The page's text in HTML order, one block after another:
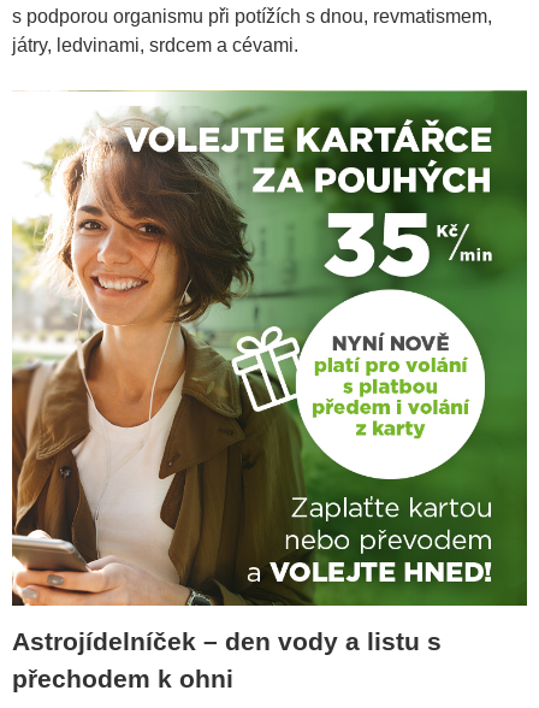
s podporou organismu při potížích s dnou, revmatismem,
játry, ledvinami, srdcem a cévami.
Astrojídelníček – den vody a listu s
přechodem k ohni